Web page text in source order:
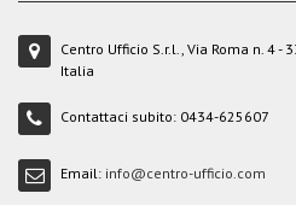
Centro Ufficio S.r.l., Via Roma n. 4 -
Italia
Contattaci subito: 0434-625607
Email: info@centro-ufficio.com